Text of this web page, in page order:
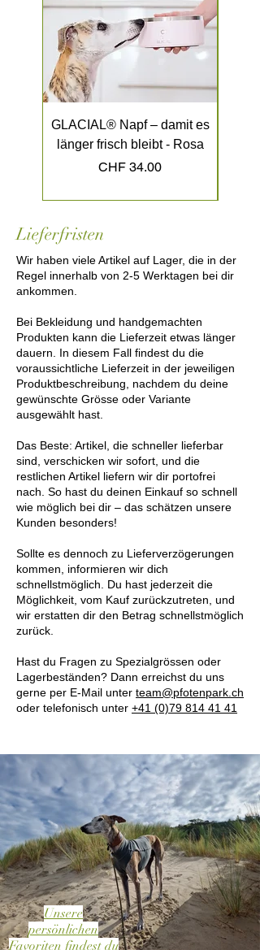
GLACIAL® Napf – damit es
länger frisch bleibt - Rosa
Preis
CHF 34.00
Lieferfristen
Wir haben viele Artikel auf Lager, die in der
Regel innerhalb von 2-5 Werktagen bei dir
ankommen.
Bei Bekleidung und handgemachten
Produkten kann die Lieferzeit etwas länger
dauern. In diesem Fall findest du die
voraussichtliche Lieferzeit in der jeweiligen
Produktbeschreibung, nachdem du deine
gewünschte Grösse oder Variante
ausgewählt hast.
Das Beste: Artikel, die schneller lieferbar
sind, verschicken wir sofort, und die
restlichen Artikel liefern wir dir portofrei
nach. So hast du deinen Einkauf so schnell
wie möglich bei dir – das schätzen unsere
Kunden besonders!
Sollte es dennoch zu Lieferverzögerungen
kommen, informieren wir dich
schnellstmöglich. Du hast jederzeit die
Möglichkeit, vom Kauf zurückzutreten, und
wir erstatten dir den Betrag schnellstmöglich
zurück.
Hast du Fragen zu Spezialgrössen oder
Lagerbeständen? Dann erreichst du uns
gerne per E-Mail unter team@pfotenpark.ch
oder telefonisch unter +41 (0)79 814 41 41
Unsere
persönlichen
Favoriten findest du